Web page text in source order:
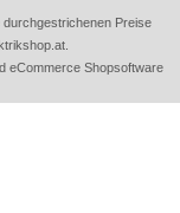
durchgestrichenen Preise
eCommerce Shopsoftware